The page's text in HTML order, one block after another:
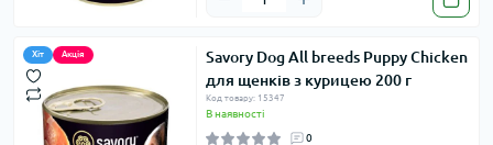
Хіт Акція
Savory Dog All breeds Puppy Chicken
для щенків з курицею 200 г
Код товару: 15347
В наявності
0